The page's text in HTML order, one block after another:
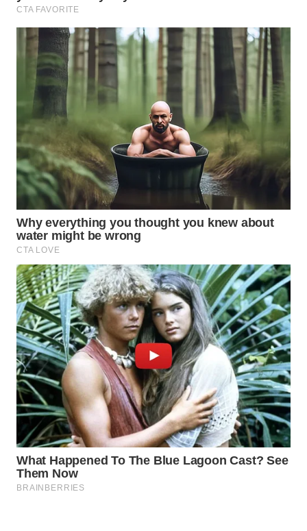
WN
BORNEO
Wahana
Group
WAHANA
NEWS
WAHANA
TANI
WAHANA
ADVOKAT
WAHANA
INFRASTRUKTUR
WAHANA
KONSUMEN
WAHANA
LISTRIK
WAHANA
TRAVEL
WAHANA